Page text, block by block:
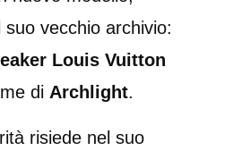
suo vecchio archivio:
Louis Vuitton
di Archlight.
risiede nel suo